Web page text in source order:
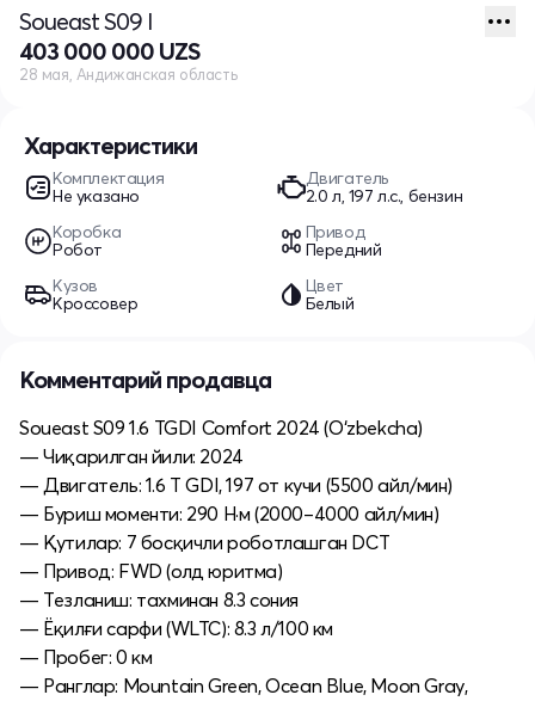
Характеристики
Комплектация
Не указано
Двигатель
2.0 л, 197 л.с., бензин
Коробка
Робот
Привод
Передний
Кузов
Кроссовер
Цвет
Белый
Soueast S09 I
403 000 000 UZS
28 мая, Андижанская область
Комментарий продавца
Soueast S09 1.6 TGDI Comfort 2024 (O‘zbekcha)
— Чиқарилган йили: 2024
— Двигатель: 1.6 T GDI, 197 от кучи (5500 айл/мин)
— Буриш моменти: 290 Н·м (2000–4000 айл/мин)
— Қутилар: 7 босқичли роботлашган DCT
— Привод: FWD (олд юритма)
— Тезланиш: тахминан 8.3 сония
— Ёқилғи сарфи (WLTC): 8.3 л/100 км
— Пробег: 0 км
— Ранглар: Mountain Green, Ocean Blue, Moon Gray,